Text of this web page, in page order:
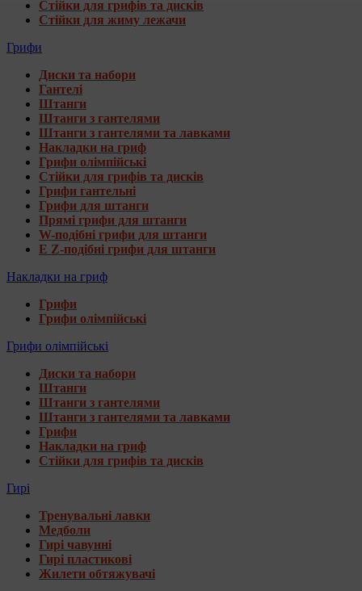
Стійки для грифів та дисків
Стійки для жиму лежачи
Грифи
Диски та набори
Гантелі
Штанги
Штанги з гантелями
Штанги з гантелями та лавками
Накладки на гриф
Грифи олімпійські
Стійки для грифів та дисків
Грифи гантельні
Грифи для штанги
Прямі грифи для штанги
W-подібні грифи для штанги
E Z-подібні грифи для штанги
Накладки на гриф
Грифи
Грифи олімпійські
Грифи олімпійські
Диски та набори
Штанги
Штанги з гантелями
Штанги з гантелями та лавками
Грифи
Накладки на гриф
Стійки для грифів та дисків
Гирі
Тренувальні лавки
Медболи
Гирі чавунні
Гирі пластикові
Жилети обтяжувачі